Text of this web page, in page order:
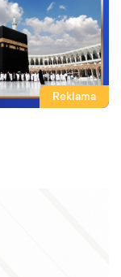
Reklama